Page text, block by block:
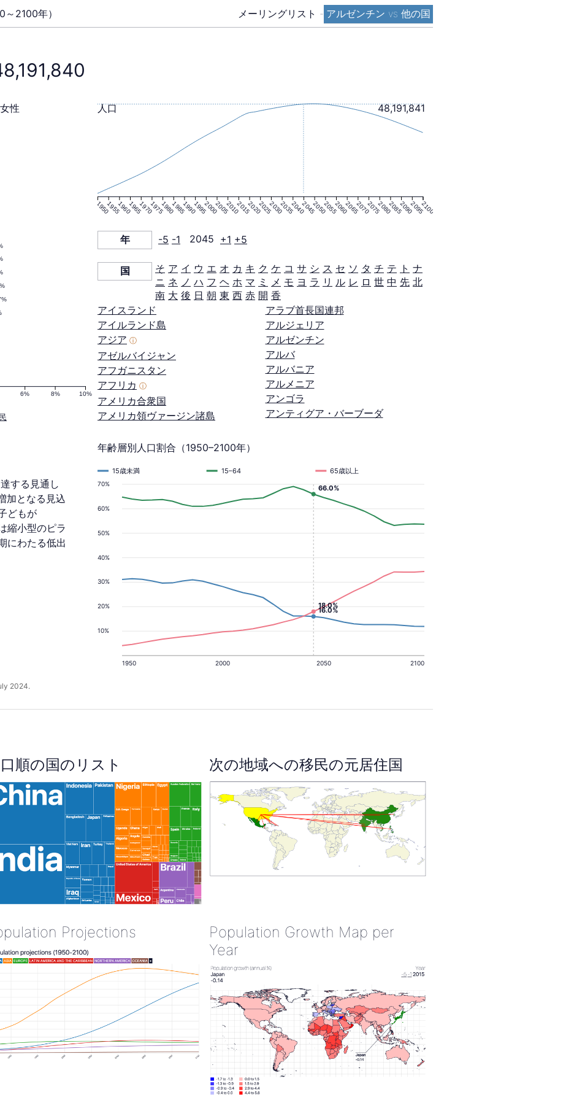
メーリングリスト - アルゼンチン vs 他の国
2100年）
女性
6% 8% 10%
1950195519601965197019751980198519901995200020052010201520202025203020352040204520502055206020652070207520802085209020952100
48,191,841
人口
年 -5 -1 2045 +1 +5
国 そ ア イ ウ エ オ カ キ ク ケ コ サ シ ス セ ソ タ チ テ ト ナ
ニ ネ ノ ハ フ ヘ ホ マ ミ メ モ ヨ ラ リ ル レ ロ 世 中 先 北
南 大 後 日 朝 東 西 赤 開 香
アイスランド
アイルランド島
アジア ⓘ
アゼルバイジャン
アフガニスタン
アフリカ ⓘ
アメリカ合衆国
アメリカ領ヴァージン諸島
アラブ首長国連邦
アルジェリア
アルゼンチン
アルバ
アルバニア
アルメニア
アンゴラ
アンティグア・バーブーダ
する見通し
加となる見込
どもが
縮小型のピラ
にわたる低出
年齢層別人口割合（1950–2100年）
10%
20%
30%
40%
50%
60%
70%
1950 2000 2050 2100
15歳未満 15–64 65歳以上
16.0%
18.0%
66.0%
2024.
順の国のリスト 次の地域への移民の元居住国
Projections
Population Growth Map per
Year